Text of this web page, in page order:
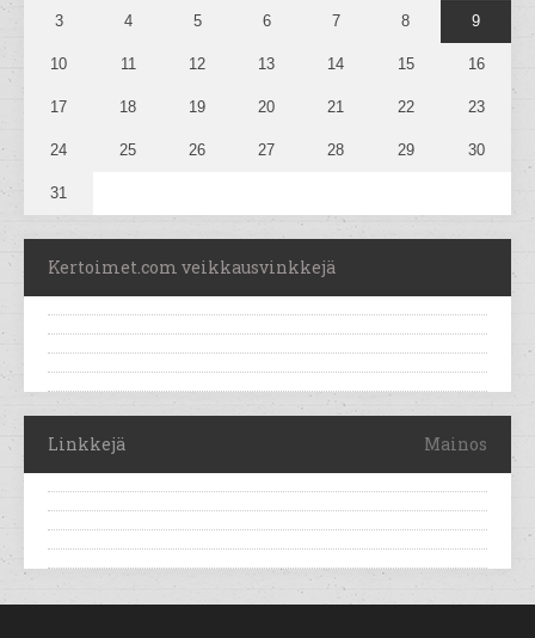
3 4 5 6 7 8 9
10 11 12 13 14 15 16
17 18 19 20 21 22 23
24 25 26 27 28 29 30
31
Kertoimet.com veikkausvinkkejä
Linkkejä Mainos